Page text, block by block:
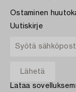
Ostaminen
Uutiskirje
Lataa